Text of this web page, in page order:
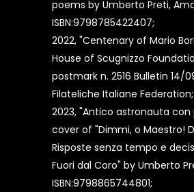
poems by Umberto Preti,
ISBN:9798785422407;
2022, "Centenary of Mario
House of Scugnizzo
postmark n. 2516 Bulletin 14/
Filateliche Italiane Federation;
2023, "Antico astronauta con
cover of "Dimmi, o Maestro!
Risposte senza tempo e
Fuori dal Coro" by Umberto
ISBN:9798865744801;